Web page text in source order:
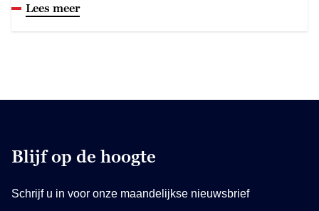
Lees meer
Blijf op de hoogte
Schrijf u in voor onze maandelijkse nieuwsbrief